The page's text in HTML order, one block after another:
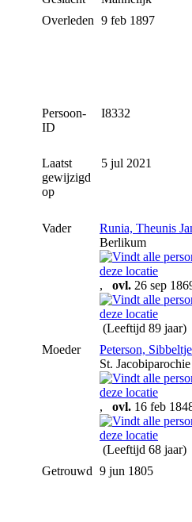
Overleden 9 feb 1897
Persoon-
ID
I8332
Laatst
gewijzigd
op
5 jul 2021
Vader Runia, Theunis
Berlikum
, ovl. 26 sep
(Leeftijd 89 jaar)
Moeder
Peterson,
St. Jacobiparochie
, ovl. 16 feb
(Leeftijd 68 jaar)
Getrouwd 9 jun 1805